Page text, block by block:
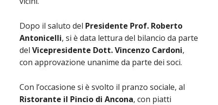
Dopo il saluto del Presidente Prof. Roberto
Antonicelli, si è data lettura del bilancio da parte
del Vicepresidente Dott. Vincenzo Cardoni,
con approvazione unanime da parte dei soci.
Con l’occasione si è svolto il pranzo sociale, al
Ristorante il Pincio di Ancona, con piatti